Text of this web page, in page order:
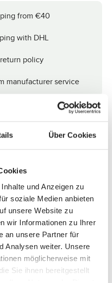
Über Cookies
und Anzeigen zu
soziale Medien anbieten
unsere Website zu
wir Informationen zu Ihrer
an unsere Partner für
Analysen weiter. Unsere
möglicherweise mit
Sie ihnen bereitgestellt
from €40
with DHL
policy
manufacturer service
ABC Design Stroller Zoom -
2021, 2023, 2024
this spare part fit?